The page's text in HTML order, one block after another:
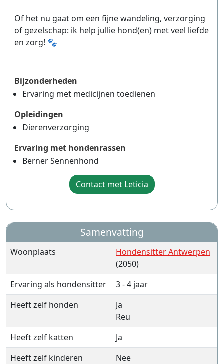
Of het nu gaat om een fijne wandeling, verzorging
of gezelschap: ik help jullie hond(en) met veel liefde
en zorg! 🐾
Bijzonderheden
Ervaring met medicijnen toedienen
Opleidingen
Dierenverzorging
Ervaring met hondenrassen
Berner Sennenhond
Contact met Leticia
Samenvatting
Woonplaats
Hondensitter Antwerpen
(2050)
Ervaring als hondensitter
3 - 4 jaar
Heeft zelf honden
Ja
Reu
Heeft zelf katten
Ja
Heeft zelf kinderen
Nee